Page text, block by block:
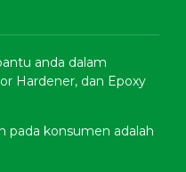
anda dalam
Hardener, dan Epoxy
pada konsumen adalah